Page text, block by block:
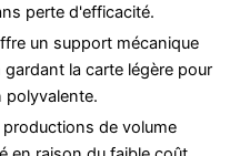
perte d'efficacité.
un support mécanique
la carte légère pour
polyvalente.
productions de volume